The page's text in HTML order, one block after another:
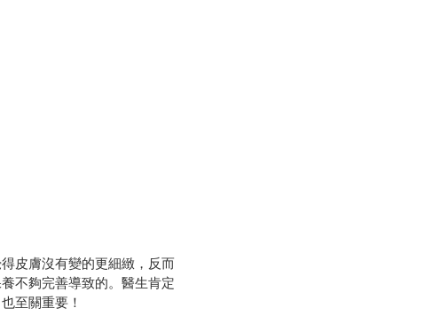
皮膚沒有變的更細緻，反而
不夠完善導致的。醫生肯定
至關重要！